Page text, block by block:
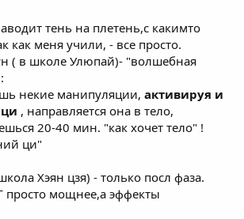
и есть упражнение "освобождение тела от
тело"), вот оно по ссылке:
тень на плетень,с какимто
как меня учили, - все просто.
( в школе Улюпай)- "волшебная
некие манипуляции, активируя и
, направляется она в тело,
20-40 мин. "как хочет тело" !
ци"
Хэян цзя) - только посл фаза.
мощнее,а эффекты